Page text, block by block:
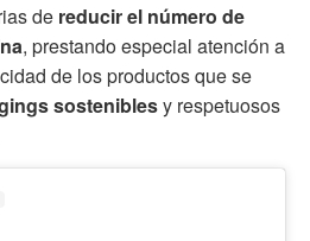
de reducir el número de
, prestando especial atención a
de los productos que se
sosteniblesy respetuosos